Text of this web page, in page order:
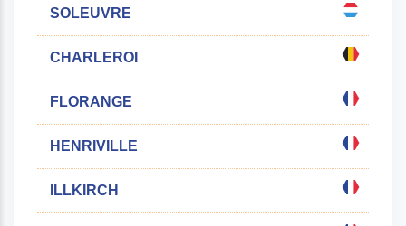
SOLEUVRE
CHARLEROI
FLORANGE
HENRIVILLE
ILLKIRCH